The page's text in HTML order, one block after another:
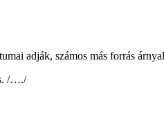
adják, számos más forrás
/…./